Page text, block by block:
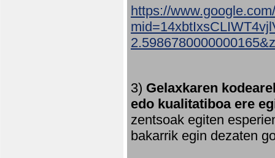
https://
3) Gelaxkaren
edo kualitatiboa ere
zentsoak egiten
bakarrik egin dezaten